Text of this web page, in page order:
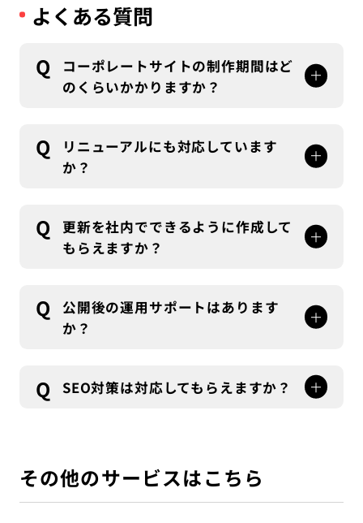
よくある質問
Q
コーポレートサイトの制作期間はど
のくらいかかりますか？
義からデザイン、実装、公開まで平均して2～3ヶ
月程度かかります。要件が明確で小規模な場合は
短縮できますが、複雑な機能が必要な場合や多言
Q
リニューアルにも対応しています
か？
ります。デザインの刷新、コンテンツの整理、新
しい機能の追加など、現在のサイトの課題を解決
しながら改善策を提案します。
Q
更新を社内でできるように作成して
もらえますか？
イトを構築いたします。
Q
公開後の運用サポートはあります
か？
す。定期的な更新作業、トラブル対応、アクセス
解析の提供など、継続的な支援でお客様のサイト
Q SEO対策は対応してもらえますか？
その他のサービスはこちら